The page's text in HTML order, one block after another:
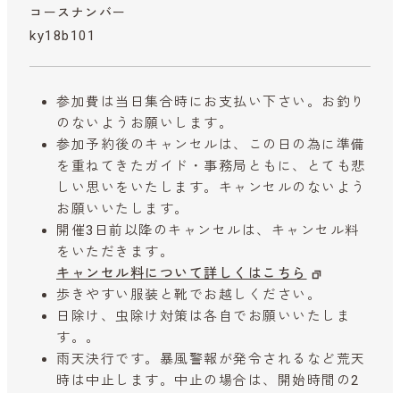
コースナンバー
ky18b101
参加費は当日集合時にお支払い下さい。お釣り
のないようお願いします。
参加予約後のキャンセルは、この日の為に準備
を重ねてきたガイド・事務局ともに、とても悲
しい思いをいたします。キャンセルのないよう
お願いいたします。
開催3日前以降のキャンセルは、キャンセル料
をいただきます。
キャンセル料について詳しくはこちら
歩きやすい服装と靴でお越しください。
日除け、虫除け対策は各自でお願いいたしま
す。。
雨天決行です。暴風警報が発令されるなど荒天
時は中止します。中止の場合は、開始時間の2